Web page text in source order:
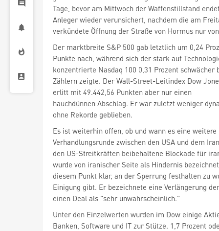
Tage, bevor am Mittwoch der Waffenstillstand
Anleger wieder verunsichert, nachdem die am
verkündete Öffnung der Straße von Hormus nur
Der marktbreite S&P 500 gab letztlich um 0,24
Punkte nach, während sich der stark auf
konzentrierte Nasdaq 100 0,31 Prozent schwächer
erlitt mit 49.442,56 Punkten aber nur einen
hauchdünnen Abschlag. Er war zuletzt weniger
ohne Rekorde geblieben.
Es ist weiterhin offen, ob und wann es eine weitere
Verhandlungsrunde zwischen den USA und dem
den US-Streitkräften beibehaltene Blockade für
wurde von iranischer Seite als Hindernis
diesem Punkt klar, an der Sperrung festhalten zu
Einigung gibt. Er bezeichnete eine Verlängerung
einen Deal als "sehr unwahrscheinlich."
Unter den Einzelwerten wurden im Dow einige
Banken, Software und IT zur Stütze. 1,7 Prozent